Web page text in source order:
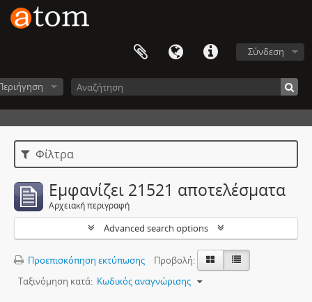
Σύνδεση
Φίλτρα
Εμφανίζει 21521 αποτελέσματα
Αρχειακή περιγραφή
Advanced search options
Προεπισκόπηση εκτύπωσης
Προβολή:
Ταξινόμηση κατά: Κωδικός αναγνώρισης